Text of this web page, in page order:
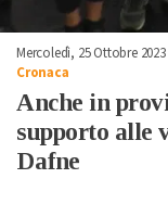
Mercoledì, 25 Ottobre 2023
Cronaca
Anche in
supporto alle
Dafne